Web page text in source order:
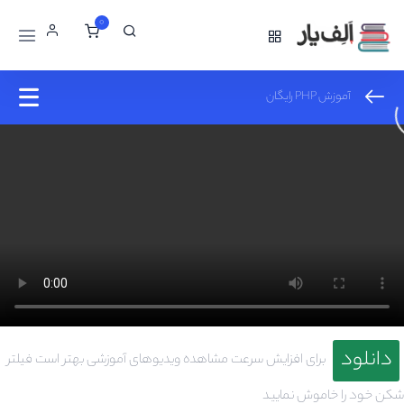
0
کار با شرط if در php و عملیات های منطقی
10:00
توسعه ی شرط if در php
07:00
آموزش شرط switch و انجام مثال عملی
09:00
کار با حلقه ها در php و آموزش حلقه ی for
آموزش PHP رایگان
دانلود
برای افزایش سرعت مشاهده ویدیوهای آموزشی بهتر است فیلتر
شکن خود را خاموش نمایید